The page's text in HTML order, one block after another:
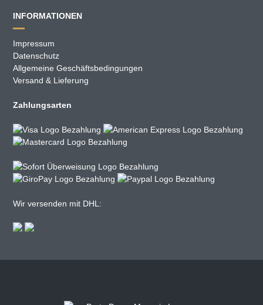
INFORMATIONEN
Impressum
Datenschutz
Allgemeine Geschäftsbedingungen
Versand & Lieferung
Zahlungsarten
Wir versenden mit DHL: